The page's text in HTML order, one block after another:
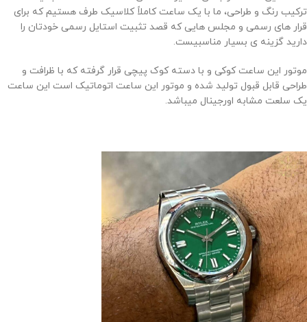
ترکیب رنگ و طراحی، ما با یک ساعت کاملاً کلاسیک طرف هستیم که برای
قرار های رسمی و مجلس هایی که قصد تثبیت استایل رسمی خودتان را
دارید گزینه ی بسیار مناسبیست.
موتور این ساعت کوکی و با دسته کوک پیچی قرار گرفته که با ظرافت و
طراحی قابل قبول تولید شده و موتور این ساعت اتوماتیک است این ساعت
یک سلعت مشابه اورجینال میباشد.